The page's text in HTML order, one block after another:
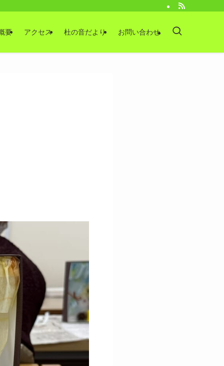
要 アクセス 杜の音だより お問い合わせ